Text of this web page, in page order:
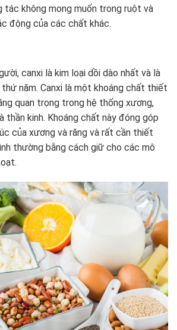
tác không mong muốn trong ruột và
động của các chất khác.
canxi là kim loại dồi dào nhất và là
năm. Canxi là một khoáng chất thiết
quan trọng trong hệ thống xương,
thần kinh. Khoáng chất này đóng góp
của xương và răng và rất cần thiết
thường bằng cách giữ cho các mô